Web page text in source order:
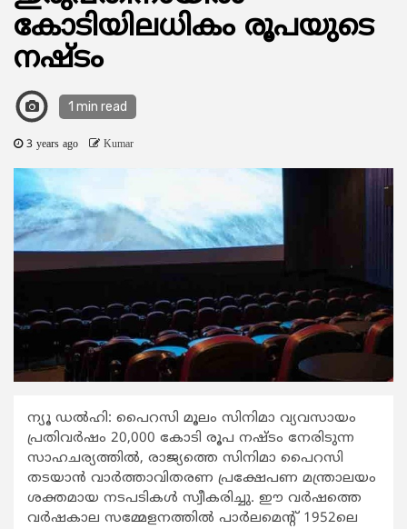
കോടിയിലധികം രൂപയുടെ
നഷ്ടം
1 min read
3 years ago Kumar
ന്യൂ ഡൽഹി: പൈറസി മൂലം സിനിമാ വ്യവസായം
പ്രതിവർഷം 20,000 കോടി രൂപ നഷ്ടം നേരിടുന്ന
സാഹചര്യത്തിൽ, രാജ്യത്തെ സിനിമാ പൈറസി
തടയാൻ വാർത്താവിതരണ പ്രക്ഷേപണ മന്ത്രാലയം
ശക്തമായ നടപടികൾ സ്വീകരിച്ചു. ഈ വർഷത്തെ
വർഷകാല സമ്മേളനത്തിൽ പാർലമെന്റ് 1952ലെ